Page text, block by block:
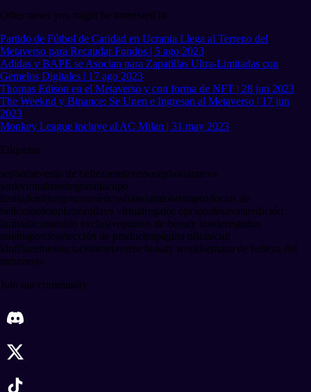
Other news you might be interested in
Partido de Fútbol de Caridad en Ucrania Llega al Terreno del
Metaverso para Recaudar Fondos | 5 ago 2023
Adidas y BAPE se Asocian para Zapatillas Ultra-Limitadas con
Gemelos Digitales | 17 ago 2023
Thomas Edison en el Metaverso y con forma de NFT | 28 jun 2023
The Weeknd y Binance: Se Unen e Ingresan al Metaverso | 17 jun
2023
Monkey League incluye al AC Milan | 31 may 2023
Etiquetas
sephoraevento de bellezametaversosephorianueva
yorkvirtualmentegratuitacupo
limitadonftjuegoscosméticosfranciaminoristaproductos de
bellezaboletoplataorollave virtualregalos opcionalesavataredición
limitadacontenido exclusivopuntos de beauty insiderestados
unidosprecioselección de productospágina oficialcult
ldnfffacemeasociaciónmetaverse beauty worldsemana de belleza del
metaverso
Join our community